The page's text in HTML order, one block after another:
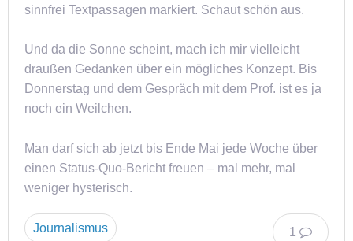
sinnfrei Textpassagen markiert. Schaut schön aus.
Und da die Sonne scheint, mach ich mir vielleicht
draußen Gedanken über ein mögliches Konzept. Bis
Donnerstag und dem Gespräch mit dem Prof. ist es ja
noch ein Weilchen.
Man darf sich ab jetzt bis Ende Mai jede Woche über
einen Status-Quo-Bericht freuen – mal mehr, mal
weniger hysterisch.
1
Journalismus